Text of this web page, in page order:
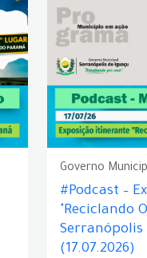
Governo
#Podcast –
"Reciclando
Serranópolis
(17.07.2026)